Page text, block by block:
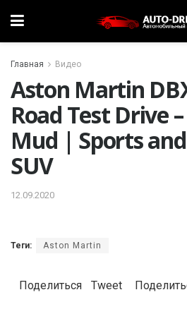
Главная Видео
Aston Martin
Road Test Drive
Mud | Sports
SUV
12.09.2020
Теги: Aston Martin
Поделиться Tweet